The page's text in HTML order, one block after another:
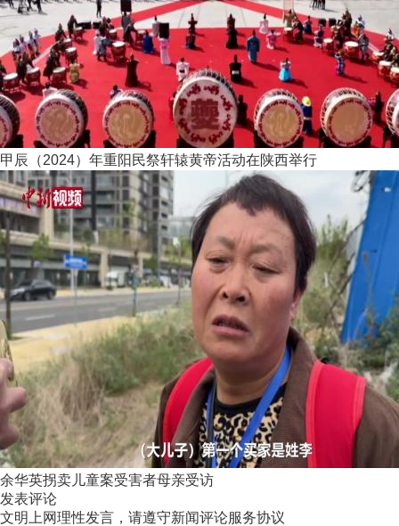
甲辰（2024）年重阳民祭轩辕黄帝活动在陕西举行
余华英拐卖儿童案受害者母亲受访
发表评论
文明上网理性发言，请遵守新闻评论服务协议